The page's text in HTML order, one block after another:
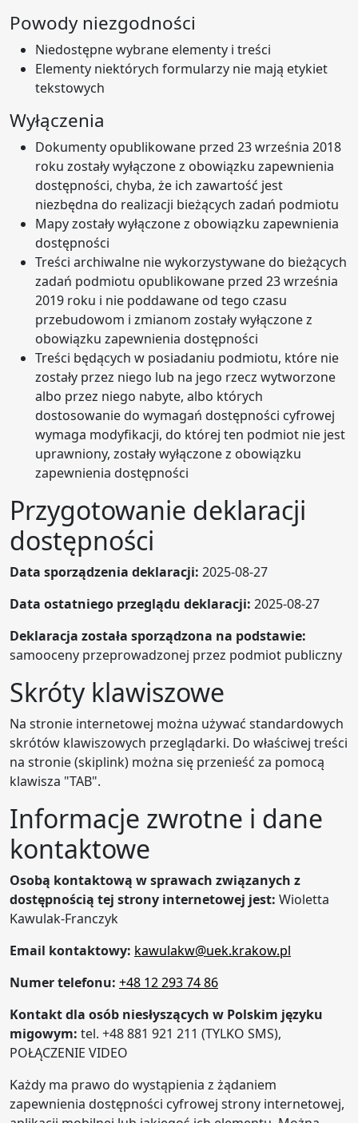
Powody niezgodności
Niedostępne wybrane elementy i treści
Elementy niektórych formularzy nie mają etykiet
tekstowych
Wyłączenia
Dokumenty opublikowane przed 23 września 2018
roku zostały wyłączone z obowiązku zapewnienia
dostępności, chyba, że ich zawartość jest
niezbędna do realizacji bieżących zadań podmiotu
Mapy zostały wyłączone z obowiązku zapewnienia
dostępności
Treści archiwalne nie wykorzystywane do bieżących
zadań podmiotu opublikowane przed 23 września
2019 roku i nie poddawane od tego czasu
przebudowom i zmianom zostały wyłączone z
obowiązku zapewnienia dostępności
Treści będących w posiadaniu podmiotu, które nie
zostały przez niego lub na jego rzecz wytworzone
albo przez niego nabyte, albo których
dostosowanie do wymagań dostępności cyfrowej
wymaga modyfikacji, do której ten podmiot nie jest
uprawniony, zostały wyłączone z obowiązku
zapewnienia dostępności
Przygotowanie deklaracji
dostępności
Data sporządzenia deklaracji: 2025-08-27
Data ostatniego przeglądu deklaracji: 2025-08-27
Deklaracja została sporządzona na podstawie:
samooceny przeprowadzonej przez podmiot publiczny
Skróty klawiszowe
Na stronie internetowej można używać standardowych
skrótów klawiszowych przeglądarki. Do właściwej treści
na stronie (skiplink) można się przenieść za pomocą
klawisza "TAB".
Informacje zwrotne i dane
kontaktowe
Osobą kontaktową w sprawach związanych z
dostępnością tej strony internetowej jest: Wioletta
Kawulak-Franczyk
Email kontaktowy: kawulakw@uek.krakow.pl
Numer telefonu: +48 12 293 74 86
Kontakt dla osób niesłyszących w Polskim języku
migowym: tel. +48 881 921 211 (TYLKO SMS),
POŁĄCZENIE VIDEO
Każdy ma prawo do wystąpienia z żądaniem
zapewnienia dostępności cyfrowej strony internetowej,